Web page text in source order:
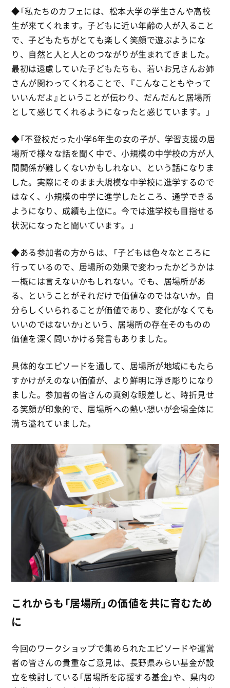
◆「私たちのカフェには、松本大学の学生さんや高校
生が来てくれます。子どもに近い年齢の人が入ること
で、子どもたちがとても楽しく笑顔で遊ぶようにな
り、自然と人と人とのつながりが生まれてきました。
最初は遠慮していた子どもたちも、若いお兄さんお姉
さんが関わってくれることで、『こんなこともやって
いいんだよ』ということが伝わり、だんだんと居場所
として感じてくれるようになったと感じています。」
◆「不登校だった小学6年生の女の子が、学習支援の居
場所で様々な話を聞く中で、小規模の中学校の方が人
間関係が難しくないかもしれない、という話になりま
した。実際にそのまま大規模な中学校に進学するので
はなく、小規模の中学に進学したところ、通学できる
ようになり、成績も上位に。今では進学校も目指せる
状況になったと聞いています。」
◆ある参加者の方からは、「子どもは色々なところに
行っているので、居場所の効果で変わったかどうかは
一概には言えないかもしれない。でも、居場所があ
る、ということがそれだけで価値なのではないか。自
分らしくいられることが価値であり、変化がなくても
いいのではないか」という、居場所の存在そのものの
価値を深く問いかける発言もありました。
具体的なエピソードを通して、居場所が地域にもたら
すかけがえのない価値が、より鮮明に浮き彫りになり
ました。参加者の皆さんの真剣な眼差しと、時折見せ
る笑顔が印象的で、居場所への熱い想いが会場全体に
満ち溢れていました。
これからも「居場所」の価値を共に育むため
に
今回のワークショップで集められたエピソードや運営
者の皆さんの貴重なご意見は、長野県みらい基金が設
立を検討している「居場所を応援する基金」や、県内の